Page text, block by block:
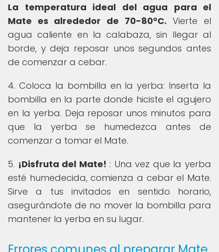
La temperatura ideal del agua para el
Mate es alrededor de 70-80°C. Vierte el
agua caliente en la calabaza, sin llegar al
borde, y deja reposar unos segundos antes
de comenzar a cebar.
4. Coloca la bombilla en la yerba: Inserta la
bombilla en la parte donde hiciste el agujero
en la yerba. Deja reposar unos minutos para
que la yerba se humedezca antes de
comenzar a tomar el Mate.
5. ¡Disfruta del Mate! : Una vez que la yerba
esté humedecida, comienza a cebar el Mate.
Sirve a tus invitados en sentido horario,
asegurándote de no mover la bombilla para
mantener la yerba en su lugar.